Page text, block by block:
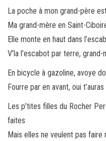
La poche à mon grand-père
Ma grand-mère en Saint-
Elle monte en haut dans
V’la l’escabot par terre, grand-
En bicycle à gazoline, avoye
Fourre par en avant, oui
Les p’tites filles du Rocher
faites
Mais elles ne veulent pas